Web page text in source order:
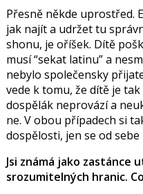
Přesně někde uprostřed.
jak najít a udržet tu
shonu, je oříšek. Dítě
musí “sekat latinu” a
nebylo společensky
vede k tomu, že dítě je
dospělák neprovází a
ne. V obou případech si
dospělosti, jen se od
Jsi známá jako zastánce
srozumitelných hranic.